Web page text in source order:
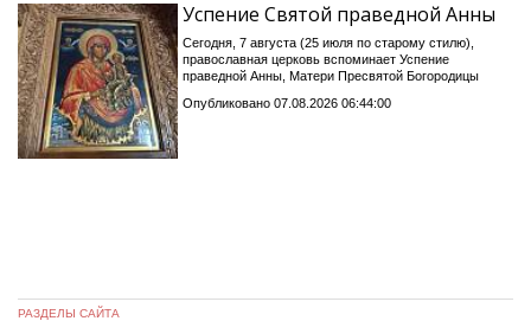
Успение Святой праведной Анны
Сегодня, 7 августа (25 июля по старому стилю),
православная церковь вспоминает Успение
праведной Анны, Матери Пресвятой Богородицы
Опубликовано 07.08.2026 06:44:00
РАЗДЕЛЫ САЙТА